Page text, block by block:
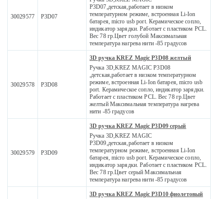
30029577 P3D07
P3D07,детская,работает в низком
температурном режиме, встроенная Li-Ion
батарея, micro usb port. Керамическое сопло,
индикатор зарядки. Работает с пластиком PCL.
Вес 78 гр.Цвет голубой Максимальная
температура нагрева нити -85 градусов
30029578 P3D08
3D ручка KREZ Magic P3D08 желтый
Ручка 3D,KREZ MAGIC P3D08
,детская,работает в низком температурном
режиме, встроенная Li-Ion батарея, micro usb
port. Керамическое сопло, индикатор зарядки.
Работает с пластиком PCL. Вес 78 гр.Цвет
желтый Максимальная температура нагрева
нити -85 градусов
30029579 P3D09
3D ручка KREZ Magic P3D09 серый
Ручка 3D,KREZ MAGIC
P3D09,детская,работает в низком
температурном режиме, встроенная Li-Ion
батарея, micro usb port. Керамическое сопло,
индикатор зарядки. Работает с пластиком PCL.
Вес 78 гр.Цвет серый Максимальная
температура нагрева нити -85 градусов
3D ручка KREZ Magic P3D10 фиолетовый